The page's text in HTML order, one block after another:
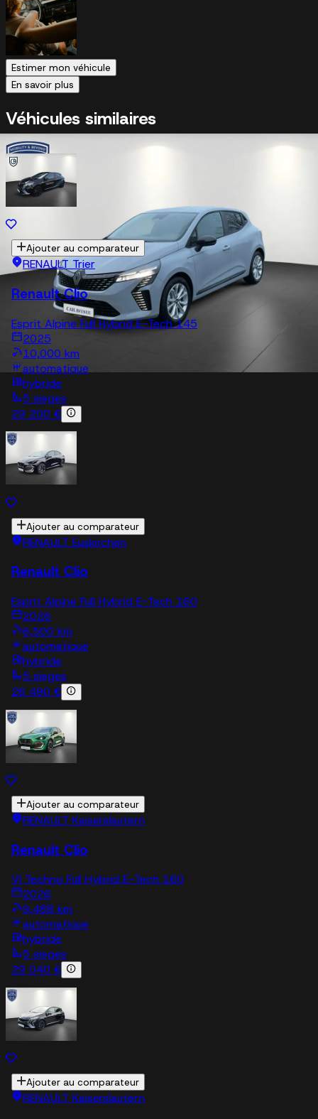
Estimer mon véhicule
En savoir plus
Véhicules similaires
Ajouter au comparateur
RENAULT Trier
Renault Clio
Esprit Alpine Full Hybrid E-Tech 145
2025
10,000 km
automatique
hybride
5 sieges
29 200 €
Ajouter au comparateur
RENAULT Euskirchen
Renault Clio
Esprit Alpine Full Hybrid E-Tech 160
2026
6,500 km
automatique
hybride
5 sieges
26 490 €
Ajouter au comparateur
RENAULT Kaiserslautern
Renault Clio
VI Techno Full Hybrid E-Tech 160
2026
9,488 km
automatique
hybride
5 sieges
29 040 €
Ajouter au comparateur
RENAULT Kaiserslautern